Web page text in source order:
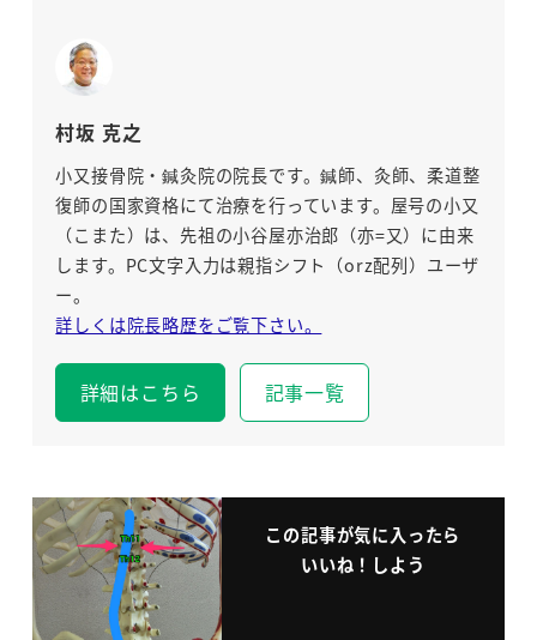
村坂 克之
小又接骨院・鍼灸院の院長です。鍼師、灸師、柔道整
復師の国家資格にて治療を行っています。屋号の小又
（こまた）は、先祖の小谷屋亦治郎（亦=又）に由来
します。PC文字入力は親指シフト（orz配列）ユーザ
ー。
詳しくは院長略歴をご覧下さい。
詳細はこちら 記事一覧
この記事が気に入ったら
いいね！しよう